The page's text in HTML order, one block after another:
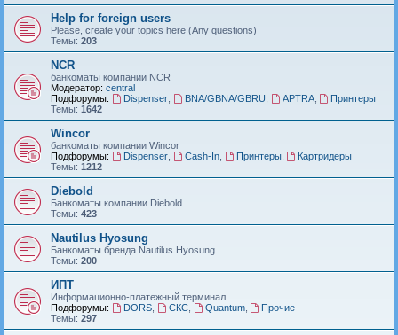
Help for foreign users
Please, create your topics here (Any questions)
Темы: 203
NCR
банкоматы компании NCR
Модератор: central
Подфорумы:
Dispenser, BNA/GBNA/GBRU APTRA,
Принтеры
Темы: 1642
Wincor
банкоматы компании Wincor
Подфорумы:
Dispenser, Cash-In, Принтеры,
Картридеры
Темы: 1212
Diebold
Банкоматы компании Diebold
Темы: 423
Nautilus Hyosung
Банкоматы бренда Nautilus Hyosung
Темы: 200
ИПТ
Информационно-платежный терминал
Подфорумы:
DORS, СКС, Quantum,
Прочие
Темы: 297